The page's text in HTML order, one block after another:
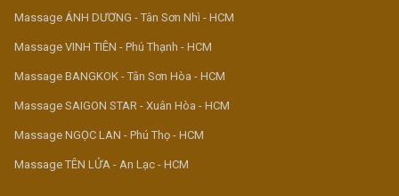
Massage ÁNH DƯƠNG - Tân Sơn Nhì - HCM
Massage VINH TIÊN - Phú Thạnh - HCM
Massage BANGKOK - Tân Sơn Hòa - HCM
Massage SAIGON STAR - Xuân Hòa - HCM
Massage NGỌC LAN - Phú Thọ - HCM
Massage TÊN LỬA - An Lạc - HCM